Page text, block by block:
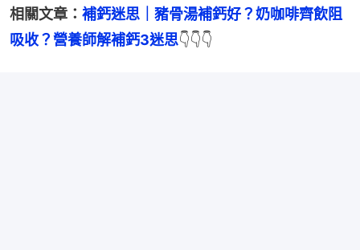
相關文章： 補鈣迷思｜豬骨湯補鈣好？奶咖啡齊飲阻
吸收？營養師解補鈣3迷思👇👇👇